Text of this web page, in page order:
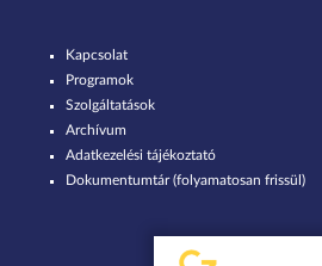
Kapcsolat
Programok
Szolgáltatások
Archívum
Adatkezelési tájékoztató
Dokumentumtár (folyamatosan frissül)